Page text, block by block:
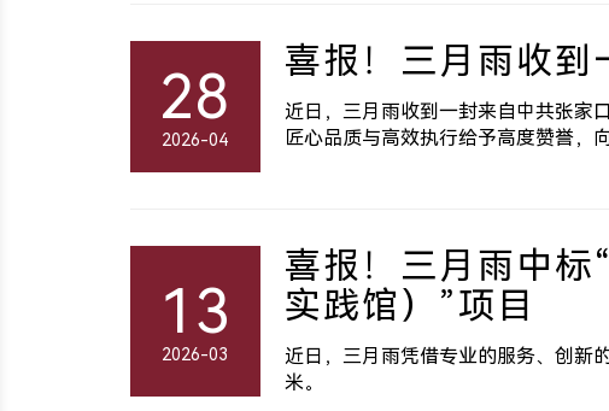
28
2026-04
喜报！三月雨收到
近日，三月雨收到一封来自中共张家
匠心品质与高效执行给予高度赞誉，
13
2026-03
喜报！三月雨中标
实践馆）”项目
近日，三月雨凭借专业的服务、创新
米。